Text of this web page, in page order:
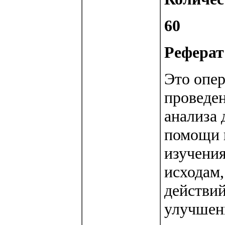
60
Это
анализа
помощи